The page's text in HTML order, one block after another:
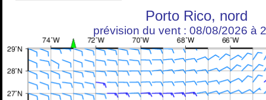
Porto Rico, nord
prévision du vent : 08/08/2026 à